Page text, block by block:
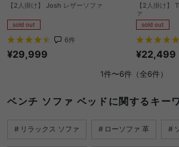
【2人掛け】 Josh レザーソファ
sold out
6件
¥29,999
【2人掛け】
ァ
sold out
¥22,499
1件〜6件（全6件）
ベンチ ソファ ベッドに関するキー
リラックス ソファ ローソファ 革